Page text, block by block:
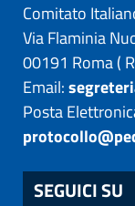
Comitato
Via Flaminia
00191 Roma(
Email:
Posta
SEGUICI SU